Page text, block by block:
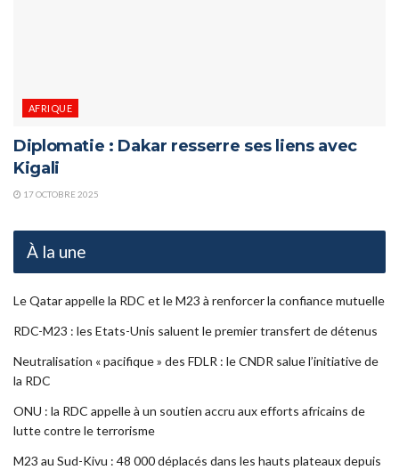
AFRIQUE
Diplomatie : Dakar resserre ses liens avec
Kigali
17 OCTOBRE 2025
À la une
Le Qatar appelle la RDC et le M23 à renforcer la confiance mutuelle
RDC-M23 : les Etats-Unis saluent le premier transfert de détenus
Neutralisation « pacifique » des FDLR : le CNDR salue l’initiative de
la RDC
ONU : la RDC appelle à un soutien accru aux efforts africains de
lutte contre le terrorisme
M23 au Sud-Kivu : 48 000 déplacés dans les hauts plateaux depuis